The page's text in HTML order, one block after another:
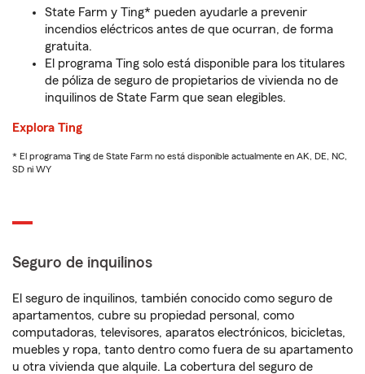
State Farm y Ting* pueden ayudarle a prevenir
incendios eléctricos antes de que ocurran, de forma
gratuita.
El programa Ting solo está disponible para los titulares
de póliza de seguro de propietarios de vivienda no de
inquilinos de State Farm que sean elegibles.
Explora Ting
* El programa Ting de State Farm no está disponible actualmente en AK, DE, NC,
SD ni WY
Seguro de inquilinos
El seguro de inquilinos, también conocido como seguro de
apartamentos, cubre su propiedad personal, como
computadoras, televisores, aparatos electrónicos, bicicletas,
muebles y ropa, tanto dentro como fuera de su apartamento
u otra vivienda que alquile. La cobertura del seguro de